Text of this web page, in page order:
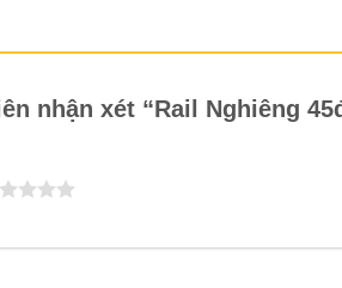
nhận xét “Rail Nghiêng